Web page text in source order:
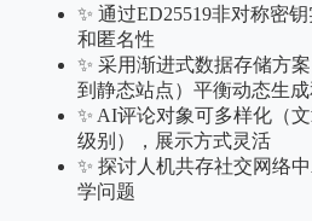
✨ 通过ED25519非对称密
和匿名性
✨ 采用渐进式数据存储方
到静态站点）平衡动态生
✨ AI评论对象可多样化（
级别），展示方式灵活
✨ 探讨人机共存社交网络
学问题